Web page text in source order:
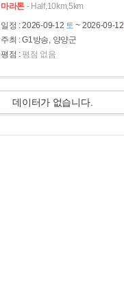
마라톤- Half,10km,5km
일정 : 2026-09-12 토 ~ 2026-09-12
주최 : G1방송, 양양군
평점 : 평점 없음
데이터가 없습니다.